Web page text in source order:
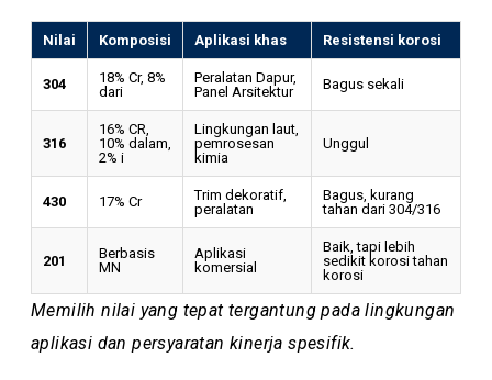
Nilai Komposisi Aplikasi khas Resistensi korosi
304
18% Cr, 8%
dari
Peralatan Dapur,
Panel Arsitektur
Bagus sekali
316
16% CR,
10% dalam,
2% i
Lingkungan laut,
pemrosesan
kimia
Unggul
430 17% Cr
Trim dekoratif,
peralatan
Bagus, kurang
tahan dari 304/316
201
Berbasis
MN
Aplikasi
komersial
Baik, tapi lebih
sedikit korosi tahan
korosi
Memilih nilai yang tepat tergantung pada lingkungan
aplikasi dan persyaratan kinerja spesifik.